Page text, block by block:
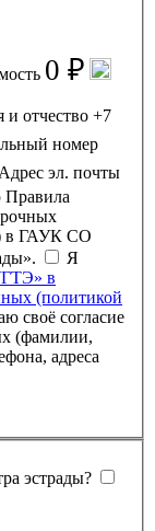
0 ₽
отчество +7
номер
Адрес эл. почты
Правила
Я
в
(политикой
(фамилии,
адреса
эстрады?